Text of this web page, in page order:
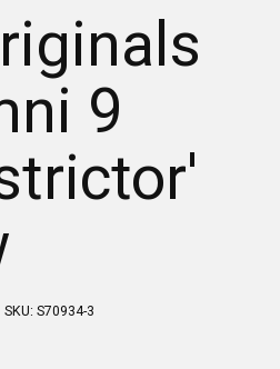
9
SKU: S70934-3